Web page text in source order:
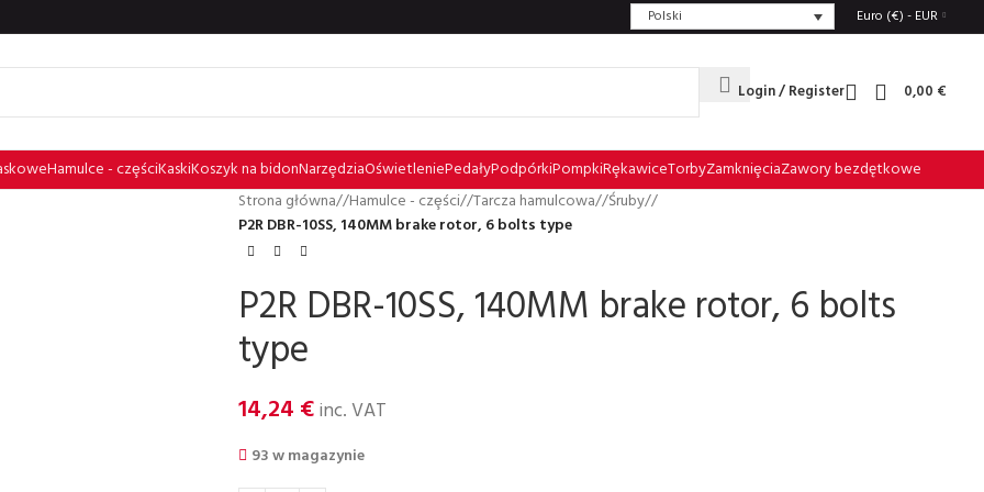
Polski Euro (€) - EUR
Login / Register 0,00 €
Hamulce - czȩściKaskiKoszyk na bidonNarzȩdziaOświetleniePedałyPodpórkiPompkiRȩkawiceTorbyZamkniȩciaZawory bezdętkowe
Strona główna/ Hamulce - czȩści/ Tarcza hamulcowa/ Śruby/
P2R DBR-10SS, 140MM brake rotor, 6 bolts type
P2R DBR-10SS, 140MM brake rotor, 6 bolts
type
14,24 €inc. VAT
93 w magazynie